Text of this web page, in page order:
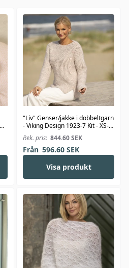
"Liv" Genser/jakke i dobbeltgarn
- Viking Design 1923-7 Kit - XS-
XXL - Viking Alpaca Bris
Rek. pris: 844.60SEK
Från 596.60SEK
Visa produkt